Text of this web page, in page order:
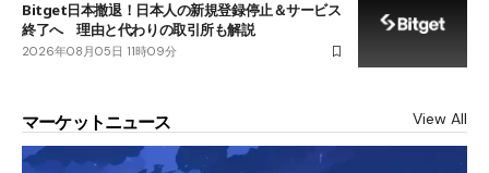
Bitget日本撤退！日本人の新規登録停止＆サービス
終了へ 理由と代わりの取引所も解説
2026年08月05日 11時09分
マーケットニュース View All